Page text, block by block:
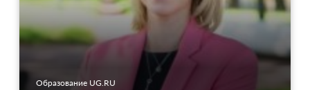
Образование UG.RU